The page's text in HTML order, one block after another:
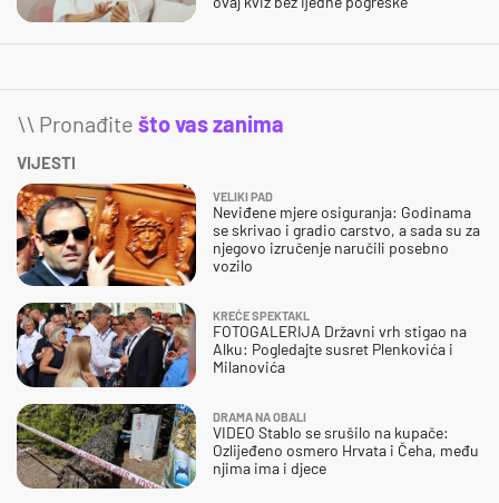
\\ Pronađite što vas zanima
VIJESTI
VELIKI PAD
Neviđene mjere osiguranja: Godinama
se skrivao i gradio carstvo, a sada su za
njegovo izručenje naručili posebno
vozilo
KREĆE SPEKTAKL
FOTOGALERIJA Državni vrh stigao na
Alku: Pogledajte susret Plenkovića i
Milanovića
DRAMA NA OBALI
VIDEO Stablo se srušilo na kupače:
Ozlijeđeno osmero Hrvata i Čeha, među
njima ima i djece